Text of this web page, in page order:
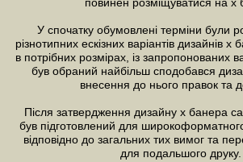
У спочатку обумовлені терміни були
різнотипних ескізних варіантів дизайнів
в потрібних розмірах, із запропонованих
був обраний найбільш сподобався
внесення до нього правок та
Після затвердження дизайнух банера
був підготовлений для
відповідно до загальних тих вимог та
для подальшого друку.